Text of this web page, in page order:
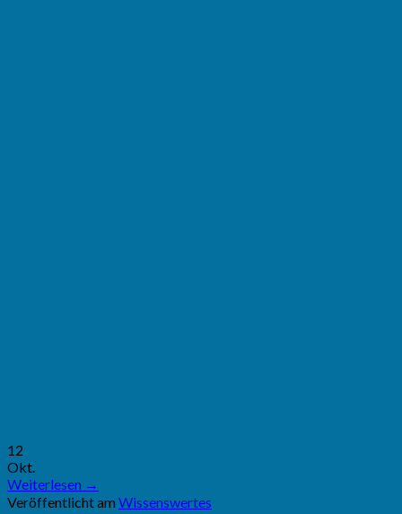
12
Okt.
Weiterlesen →
Veröffentlicht am Wissenswertes